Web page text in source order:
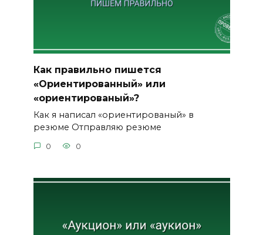
Как правильно пишется
«Ориентированный» или
«ориентированый»?
Как я написал «ориентированый» в
резюме Отправляю резюме
0 0